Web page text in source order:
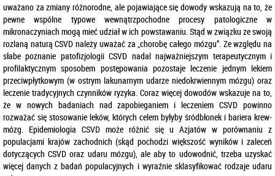
uważano za zmiany różnorodne, ale pojawiające się dowody wskazują na to, że
pewne wspólne typowe wewnątrzpochodne procesy patologiczne w
mikronaczyniach mogą mieć udział w ich powstawaniu. Stąd w związku ze swoją
rozlaną naturą CSVD należy uważać za „chorobę całego mózgu”. Ze względu na
słabe poznanie patofizjologii CSVD nadal najważniejszym terapeutycznym i
profilaktycznym sposobem postępowania pozostaje leczenie jednym lekiem
przeciwpłytkowym (w ostrym lakunarnym udarze niedokrwiennym mózgu) oraz
leczenie tradycyjnych czynników ryzyka. Coraz więcej dowodów wskazuje na to,
że w nowych badaniach nad zapobieganiem i leczeniem CSVD powinno
rozważać się stosowanie leków, których celem byłyby śródbłonek i bariera krew-
mózg. Epidemiologia CSVD może różnić się u Azjatów w porównaniu z
populacjami krajów zachodnich (skąd pochodzi większość wyników i zaleceń
dotyczących CSVD oraz udaru mózgu), ale aby to udowodnić, trzeba uzyskać
więcej danych z badań populacyjnych i wyraźnie sklasyfikować rodzaje udaru